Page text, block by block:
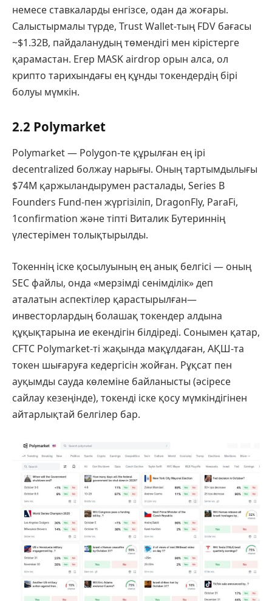
немесе ставкаларды енгізсе, одан да жоғары.
Салыстырмалы түрде, Trust Wallet-тың FDV бағасы
~$1.32B, пайдаланудың төмендігі мен кірістерге
қарамастан. Егер MASK аirdrop орын алса, ол
крипто тарихындағы ең құнды токендердің бірі
болуы мүмкін.
2.2 Polymarket
Polymarket — Polygon-те құрылған ең ірі
decentralized болжау нарығы. Оның тартымдылығы
$74M қаржыландырумен расталады, Series B
Founders Fund-пен жүргізіліп, DragonFly, ParaFi,
1confirmation және тіпті Виталик Бутериннің
үлестерімен толықтырылды.
Токеннің іске қосылуының ең анық белгісі — оның
SEC файлы, онда «мерзімді сенімділік» деп
аталатын аспектілер қарастырылған—
инвесторлардың болашақ токендер алдына
құқықтарына ие екендігін білдіреді. Сонымен қатар,
CFTC Polymarket-ті жақында мақұлдаған, АҚШ-та
токен шығаруға кедергісін жойған. Рұқсат пен
ауқымды сауда көлеміне байланысты (әсіресе
сайлау кезеңінде), токенді іске қосу мүмкіндігінен
айтарлықтай белгілер бар.